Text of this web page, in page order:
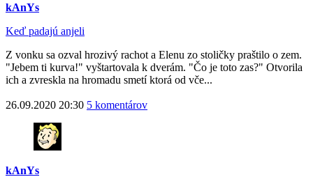
kAnYs
Keď padajú anjeli
Z vonku sa ozval hrozivý rachot a Elenu zo stoličky praštilo o zem.
"Jebem ti kurva!" vyštartovala k dverám. "Čo je toto zas?" Otvorila
ich a zvreskla na hromadu smetí ktorá od vče...
26.09.2020 20:30 5 komentárov
kAnYs